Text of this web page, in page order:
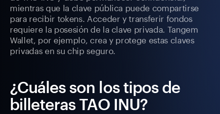
mientras que la clave pública puede compartirse
para recibir tokens. Acceder y transferir fondos
requiere la posesión de la clave privada. Tangem
Wallet, por ejemplo, crea y protege estas claves
privadas en su chip seguro.
¿Cuáles son los tipos de
billeteras TAO INU?